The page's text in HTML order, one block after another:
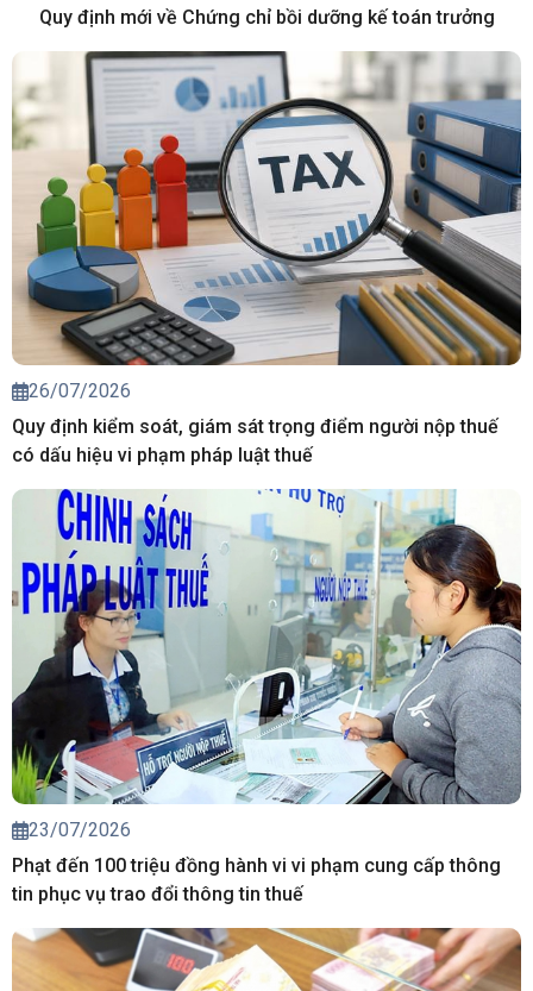
Quy định mới về Chứng chỉ bồi dưỡng kế toán trưởng
26/07/2026
Quy định kiểm soát, giám sát trọng điểm người nộp thuế
có dấu hiệu vi phạm pháp luật thuế
23/07/2026
Phạt đến 100 triệu đồng hành vi vi phạm cung cấp thông
tin phục vụ trao đổi thông tin thuế